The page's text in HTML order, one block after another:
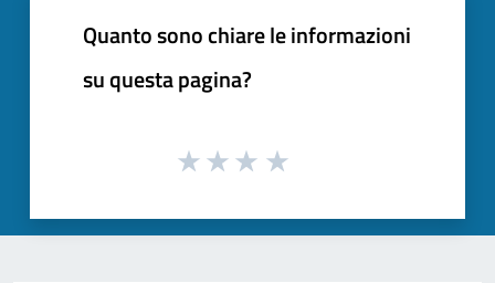
Quanto sono chiare le informazioni
su questa pagina?